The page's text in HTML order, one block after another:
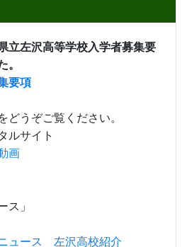
立左沢高等学校入学者募集要
。
要項
うぞご覧ください。
ルサイト
画
」
ュース 左沢高校紹介